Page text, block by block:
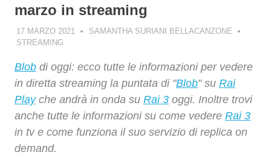
marzo in streaming
17 MARZO 2021
SAMANTHA SURIANI BELLACANZONE
STREAMING
Blob di oggi: ecco tutte le informazioni per vedere
in diretta streaming la puntata di "Blob" su Rai
Playche andrà in onda su Rai 3 oggi. Inoltre trovi
anche tutte le informazioni su come vedere Rai 3
in tv e come funziona il suo servizio di replica on
demand.